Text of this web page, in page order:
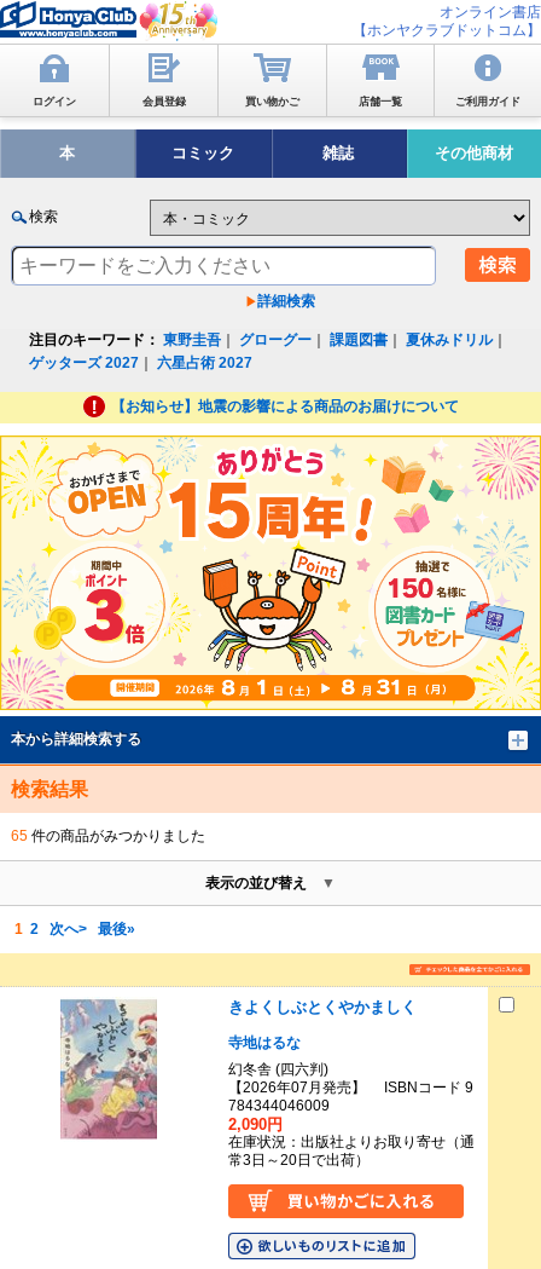
オンライン書店
【ホンヤクラブドットコム】
ログイン 会員登録 買い物かご 店舗一覧 ご利用ガイド
本 コミック 雑誌 その他商材
検索
詳細検索
注目のキーワード： 東野圭吾 グローグー ｜課題図書 ｜夏休みドリル｜
ゲッターズ 2027 ｜六星占術 2027
【お知らせ】地震の影響による商品のお届けについて
本から詳細検索する
検索結果
65件の商品がみつかりました
表示の並び替え
1 2 次へ> 最後»
きよくしぶとくやかましく
寺地はるな
幻冬舎 (四六判)
【2026年07月発売】 ISBNコード 9
784344046009
2,090円
在庫状況：出版社よりお取り寄せ（通
常3日～20日で出荷）